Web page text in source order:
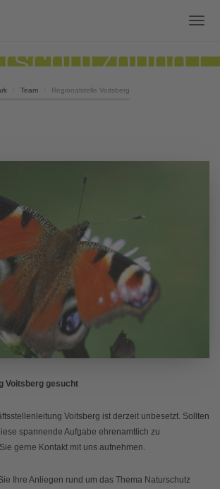
Team Regionalstelle Voitsberg
Voitsberg gesucht
Voitsberg ist derzeit unbesetzt. Sollten
spannende Aufgabe ehrenamtlich zu
gerne Kontakt mit uns aufnehmen.
Ihre Anliegen rund um das Thema Naturschutz